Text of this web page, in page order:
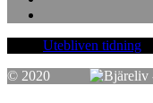
Utebliven tidning
© 2020